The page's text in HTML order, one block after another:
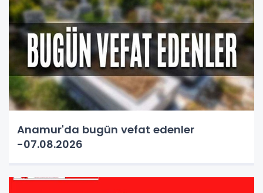
Anamur'da bugün vefat edenler
-07.08.2026